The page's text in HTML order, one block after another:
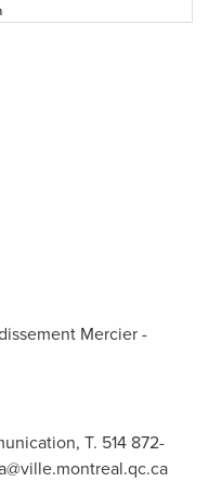
Mercier -
T. 514 872-